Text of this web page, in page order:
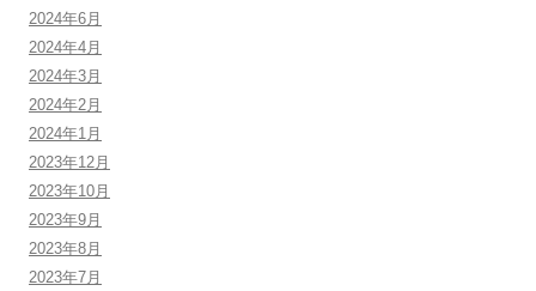
2024年6月
2024年4月
2024年3月
2024年2月
2024年1月
2023年12月
2023年10月
2023年9月
2023年8月
2023年7月